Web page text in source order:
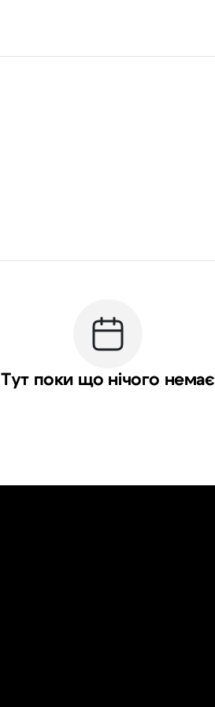
Тут поки що нічого немає